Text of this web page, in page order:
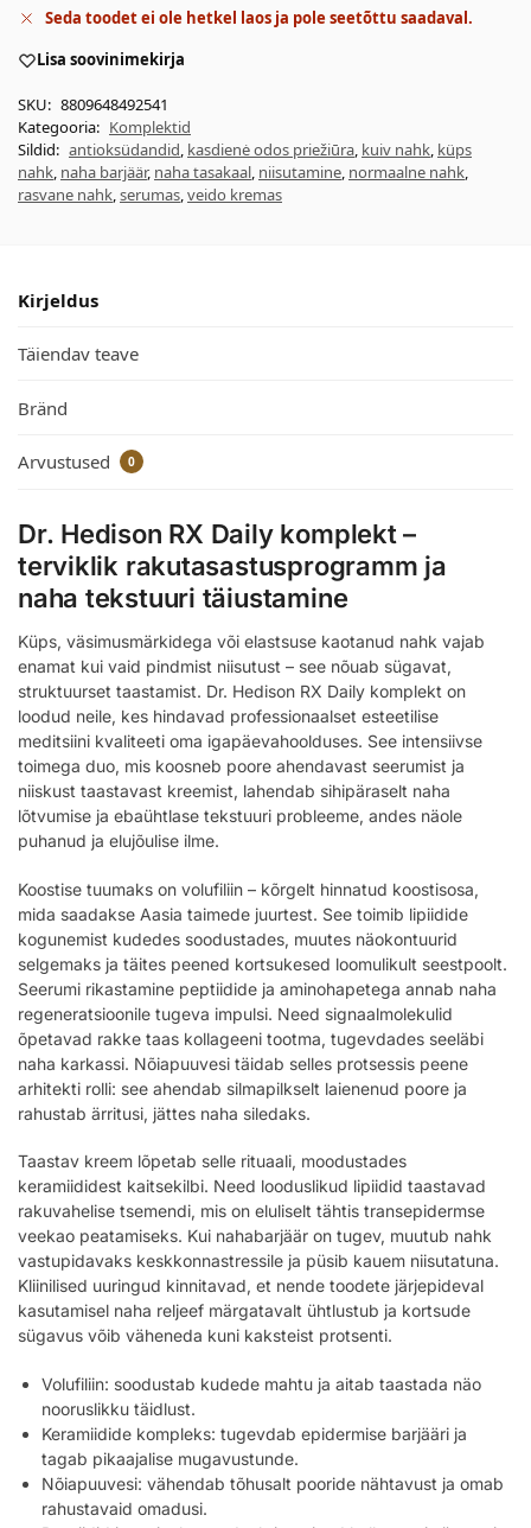
Seda toodet ei ole hetkel laos ja pole seetõttu saadaval.
Lisa soovinimekirja
SKU: 8809648492541
Kategooria: Komplektid
Sildid: antioksüdandid, kasdienė odos priežiūra, kuiv nahk, küps
nahk, naha barjäär, naha tasakaal, niisutamine, normaalne nahk,
rasvane nahk,serumas,veido kremas
Kirjeldus
Täiendav teave
Bränd
Arvustused 0
Dr. Hedison RX Daily komplekt –
terviklik rakutasastusprogramm ja
naha tekstuuri täiustamine
Küps, väsimusmärkidega või elastsuse kaotanud nahk vajab
enamat kui vaid pindmist niisutust – see nõuab sügavat,
struktuurset taastamist. Dr. Hedison RX Daily komplekt on
loodud neile, kes hindavad professionaalset esteetilise
meditsiini kvaliteeti oma igapäevahoolduses. See intensiivse
toimega duo, mis koosneb poore ahendavast seerumist ja
niiskust taastavast kreemist, lahendab sihipäraselt naha
lõtvumise ja ebaühtlase tekstuuri probleeme, andes näole
puhanud ja elujõulise ilme.
Koostise tuumaks on volufiliin – kõrgelt hinnatud koostisosa,
mida saadakse Aasia taimede juurtest. See toimib lipiidide
kogunemist kudedes soodustades, muutes näokontuurid
selgemaks ja täites peened kortsukesed loomulikult seestpoolt.
Seerumi rikastamine peptiidide ja aminohapetega annab naha
regeneratsioonile tugeva impulsi. Need signaalmolekulid
õpetavad rakke taas kollageeni tootma, tugevdades seeläbi
naha karkassi. Nõiapuuvesi täidab selles protsessis peene
arhitekti rolli: see ahendab silmapilkselt laienenud poore ja
rahustab ärritusi, jättes naha siledaks.
Taastav kreem lõpetab selle rituaali, moodustades
keramiididest kaitsekilbi. Need looduslikud lipiidid taastavad
rakuvahelise tsemendi, mis on eluliselt tähtis transepidermse
veekao peatamiseks. Kui nahabarjäär on tugev, muutub nahk
vastupidavaks keskkonnastressile ja püsib kauem niisutatuna.
Kliinilised uuringud kinnitavad, et nende toodete järjepideval
kasutamisel naha reljeef märgatavalt ühtlustub ja kortsude
sügavus võib väheneda kuni kaksteist protsenti.
Volufiliin: soodustab kudede mahtu ja aitab taastada näo
nooruslikku täidlust.
Keramiidide kompleks: tugevdab epidermise barjääri ja
tagab pikaajalise mugavustunde.
Nõiapuuvesi: vähendab tõhusalt pooride nähtavust ja omab
rahustavaid omadusi.